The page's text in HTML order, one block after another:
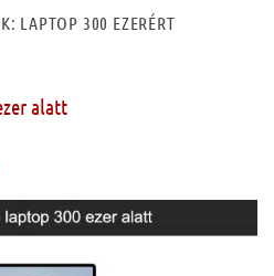
LAPTOP 300 EZERÉRT
alatt